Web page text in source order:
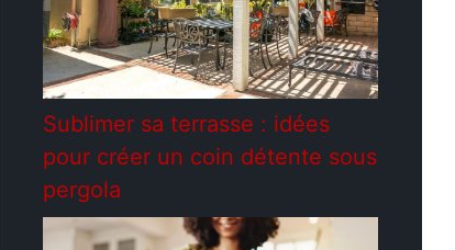
Sublimer sa terrasse : idées
pour créer un coin détente sous
pergola